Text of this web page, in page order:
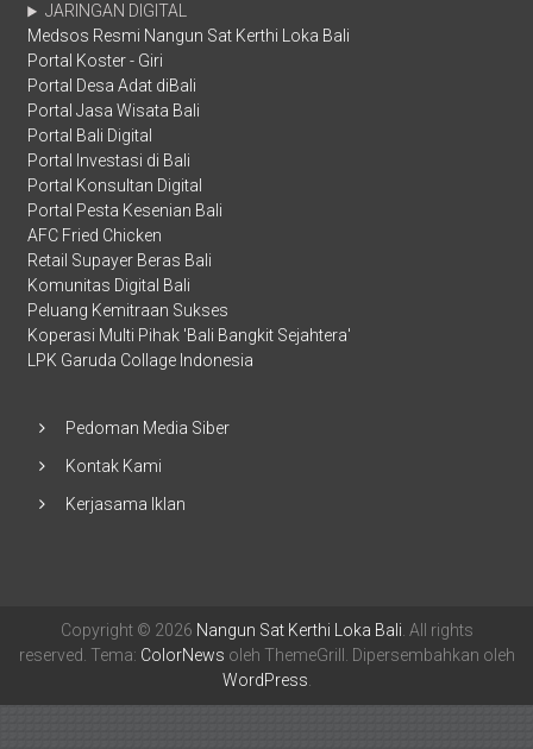
JARINGAN DIGITAL
Medsos Resmi Nangun Sat Kerthi Loka Bali
Portal Koster - Giri
Portal Desa Adat diBali
Portal Jasa Wisata Bali
Portal Bali Digital
Portal Investasi di Bali
Portal Konsultan Digital
Portal Pesta Kesenian Bali
AFC Fried Chicken
Retail Supayer Beras Bali
Komunitas Digital Bali
Peluang Kemitraan Sukses
Koperasi Multi Pihak 'Bali Bangkit Sejahtera'
LPK Garuda Collage Indonesia
Pedoman Media Siber
Kontak Kami
Kerjasama Iklan
Copyright © 2026 Nangun Sat Kerthi Loka Bali. All rights
reserved. Tema: ColorNews oleh ThemeGrill. Dipersembahkan oleh
WordPress.